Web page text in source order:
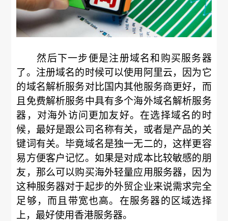
然后下一步便是注册域名和购买服务器
了。注册域名的时候可以使用阿里云，因为它
的域名解析服务对比国内其他服务商更好，而
且免费解析服务中具有多个海外域名解析服务
器，对海外访问更加友好。在选择域名的时
候，最好是跟公司名称有关，或者是产品的关
键词有关。毕竟域名是独一无二的，这样更容
易方便客户记忆。如果是对成本比较敏感的朋
友，那么可以购买海外轻量应用服务器，因为
这种服务器对于起步的外贸企业来说需求完全
足够，而且带宽也高。在服务器的区域选择
上，最好使用香港服务器。